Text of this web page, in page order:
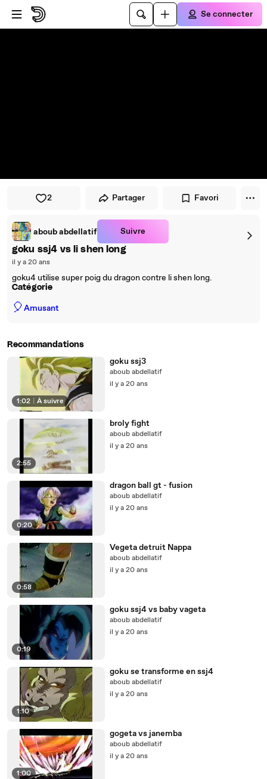
Passer au player
Passer au contenu principal
Se connecter
2 Partager Favori
aboub abdellatif Suivre
goku ssj4 vs li shen long
il y a 20 ans
goku4 utilise super poig du dragon contre li shen long.
Catégorie
🎈Amusant
Recommandations
1:02 À suivre
goku ssj3
aboub abdellatif
il y a 20 ans
2:55
broly fight
aboub abdellatif
il y a 20 ans
0:20
dragon ball gt - fusion
aboub abdellatif
il y a 20 ans
0:58
Vegeta detruit Nappa
aboub abdellatif
il y a 20 ans
0:19
goku ssj4 vs baby vageta
aboub abdellatif
il y a 20 ans
1:10
goku se transforme en ssj4
aboub abdellatif
il y a 20 ans
1:00
gogeta vs janemba
aboub abdellatif
il y a 20 ans